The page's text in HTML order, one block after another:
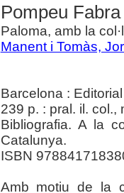
Pompeu
Paloma, amb la
Manent i Tomàs,
Barcelona :
239 p. : pral. il. col.,
Bibliografia. A la
Catalunya.
ISBN
Amb motiu de la